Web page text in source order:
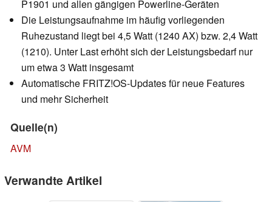
P1901 und allen gängigen Powerline-Geräten
Die Leistungsaufnahme im häufig vorliegenden
Ruhezustand liegt bei 4,5 Watt (1240 AX) bzw. 2,4 Watt
(1210). Unter Last erhöht sich der Leistungsbedarf nur
um etwa 3 Watt insgesamt
Automatische FRITZ!OS-Updates für neue Features
und mehr Sicherheit
Quelle(n)
AVM
Verwandte Artikel